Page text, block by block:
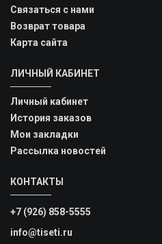
Связаться с нами
Возврат товара
Карта сайта
ЛИЧНЫЙ КАБИНЕТ
Личный кабинет
История заказов
Мои закладки
Рассылка новостей
КОНТАКТЫ
+7 (926) 858-5555
info@tiseti.ru